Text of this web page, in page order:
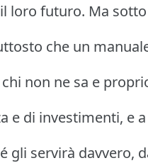
loro futuro. Ma
che un
non ne sa e
e di investimenti, e
gli servirà davvero,